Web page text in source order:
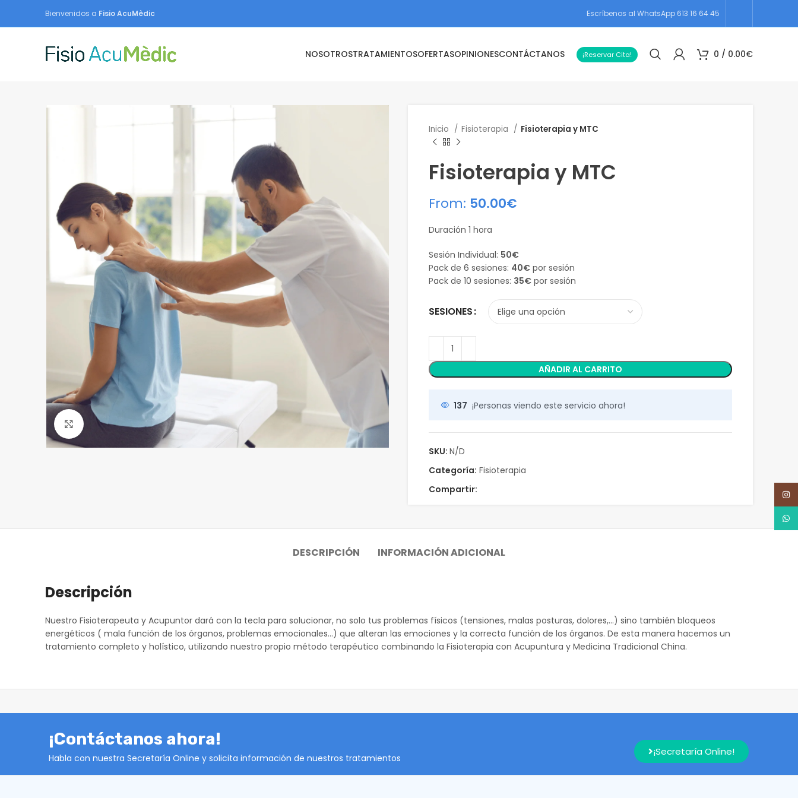
Bienvenidos a Fisio AcuMèdic Escríbenos al WhatsApp 613 16 64 45
NOSOTROSTRATAMIENTOSOFERTASOPINIONESCONTÁCTANOS ¡Reservar Cita! 0 / 0.00€
Click para agrandar
Inicio Fisioterapia Fisioterapia y MTC
Fisioterapia y MTC
From: 50.00€
Duración 1 hora
Sesión Individual: 50€
Pack de 6 sesiones: 40€ por sesión
Pack de 10 sesiones: 35€ por sesión
SESIONES
AÑADIR AL CARRITO
137 ¡Personas viendo este servicio ahora!
SKU: N/D
Categoría: Fisioterapia
Compartir:
DESCRIPCIÓN INFORMACIÓN ADICIONAL
Descripción
Nuestro Fisioterapeuta y Acupuntor dará con la tecla para solucionar, no solo tus problemas físicos (tensiones, malas posturas, dolores,…) sino también bloqueos
energéticos ( mala función de los órganos, problemas emocionales…) que alteran las emociones y la correcta función de los órganos. De esta manera hacemos un
tratamiento completo y holístico, utilizando nuestro propio método terapéutico combinando la Fisioterapia con Acupuntura y Medicina Tradicional China.
¡Contáctanos ahora!
Habla con nuestra Secretaría Online y solicita información de nuestros tratamientos
¡Secretaría Online!